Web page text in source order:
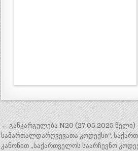
პოსტის
ნავიგაცია
← განკარგულება N20 (27.05.2025
სამართალდარღვევათა კოდექსი“,
კანონით „საქართველოს საარჩევნო